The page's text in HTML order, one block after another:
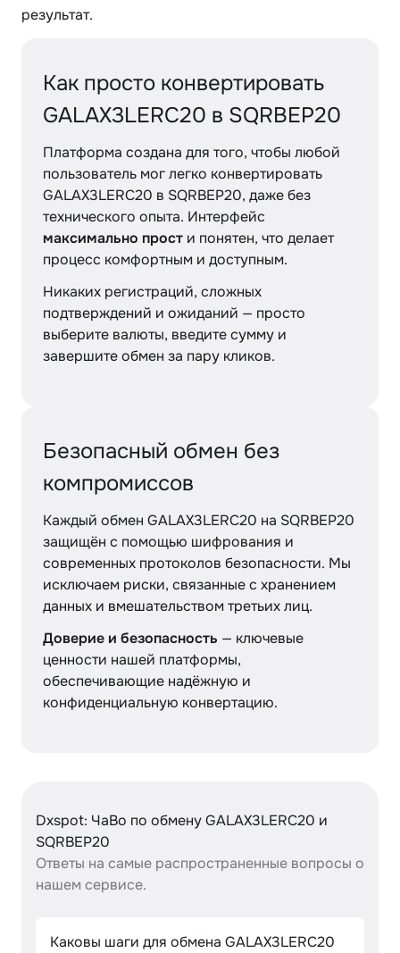
результат.
Как просто конвертировать
GALAX3LERC20 в SQRBEP20
Платформа создана для того, чтобы любой
пользователь мог легко конвертировать
GALAX3LERC20 в SQRBEP20, даже без
технического опыта. Интерфейс
максимально прост и понятен, что делает
процесс комфортным и доступным.
Никаких регистраций, сложных
подтверждений и ожиданий — просто
выберите валюты, введите сумму и
завершите обмен за пару кликов.
Безопасный обмен без
компромиссов
Каждый обмен GALAX3LERC20 на SQRBEP20
защищён с помощью шифрования и
современных протоколов безопасности. Мы
исключаем риски, связанные с хранением
данных и вмешательством третьих лиц.
Доверие и безопасность — ключевые
ценности нашей платформы,
обеспечивающие надёжную и
конфиденциальную конвертацию.
Dxspot: ЧаВо по обмену GALAX3LERC20 и
SQRBEP20
Ответы на самые распространенные вопросы о
нашем сервисе.
Каковы шаги для обмена GALAX3LERC20